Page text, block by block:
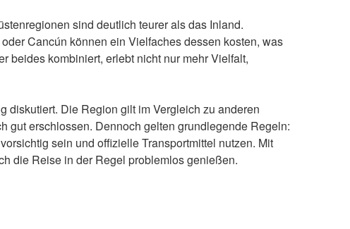
sind deutlich teurer als das Inland.
Cancún können ein Vielfaches dessen kosten, was
beides kombiniert, erlebt nicht nur mehr Vielfalt,
diskutiert. Die Region gilt im Vergleich zu anderen
gut erschlossen. Dennoch gelten grundlegende Regeln:
sein und offizielle Transportmittel nutzen. Mit
die Reise in der Regel problemlos genießen.